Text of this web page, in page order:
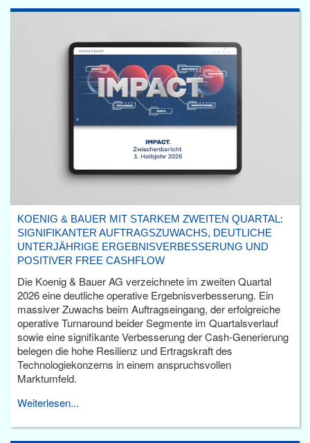
KOENIG & BAUER MIT STARKEM ZWEITEN QUARTAL:
SIGNIFIKANTER AUFTRAGSZUWACHS, DEUTLICHE
UNTERJÄHRIGE ERGEBNISVERBESSERUNG UND
POSITIVER FREE CASHFLOW
Die Koenig & Bauer AG verzeichnete im zweiten Quartal
2026 eine deutliche operative Ergebnisverbesserung. Ein
massiver Zuwachs beim Auftragseingang, der erfolgreiche
operative Turnaround beider Segmente im Quartalsverlauf
sowie eine signifikante Verbesserung der Cash-Generierung
belegen die hohe Resilienz und Ertragskraft des
Technologiekonzerns in einem anspruchsvollen
Marktumfeld.
Weiterlesen...